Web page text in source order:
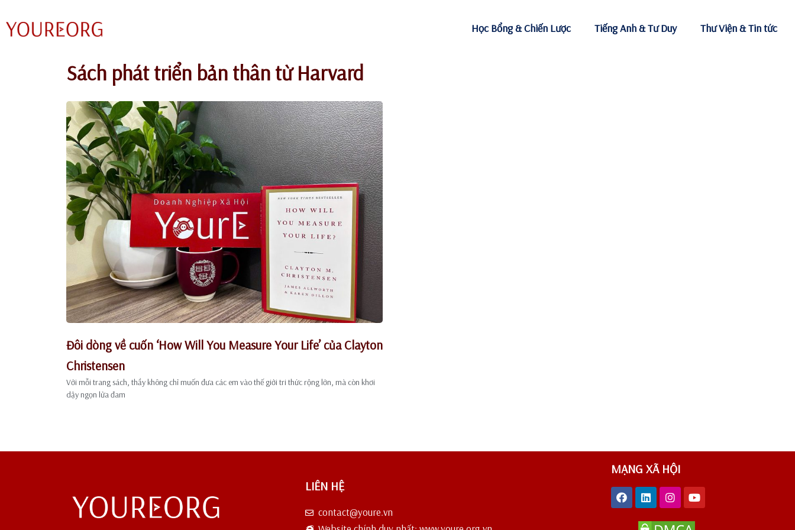
Chuyển
Học Bổng & Chiến Lược Tiếng Anh & Tư Duy Thư Viện & Tin tức
Sách phát triển bản thân từ Harvard
Đôi dòng về cuốn ‘How Will You Measure Your Life’ của Clayton
Christensen
Với mỗi trang sách, thầy không chỉ muốn đưa các em vào thế giới tri thức rộng lớn, mà còn khơi
dậy ngọn lửa đam
LIÊN HỆ
contact@youre.vn
MẠNG XÃ HỘI